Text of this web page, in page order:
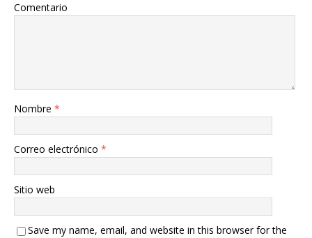
Comentario
Nombre *
Correo electrónico *
Sitio web
Save my name, email, and website in this browser for the